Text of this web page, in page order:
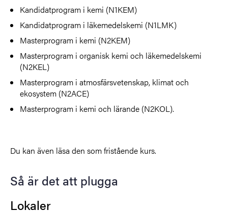
Kandidatprogram i kemi (N1KEM)
Kandidatprogram i läkemedelskemi (N1LMK)
Masterprogram i kemi (N2KEM)
Masterprogram i organisk kemi och läkemedelskemi
(N2KEL)
Masterprogram i atmosfärsvetenskap, klimat och
ekosystem (N2ACE)
Masterprogram i kemi och lärande (N2KOL).
Du kan även läsa den som fristående kurs.
Så är det att plugga
Lokaler